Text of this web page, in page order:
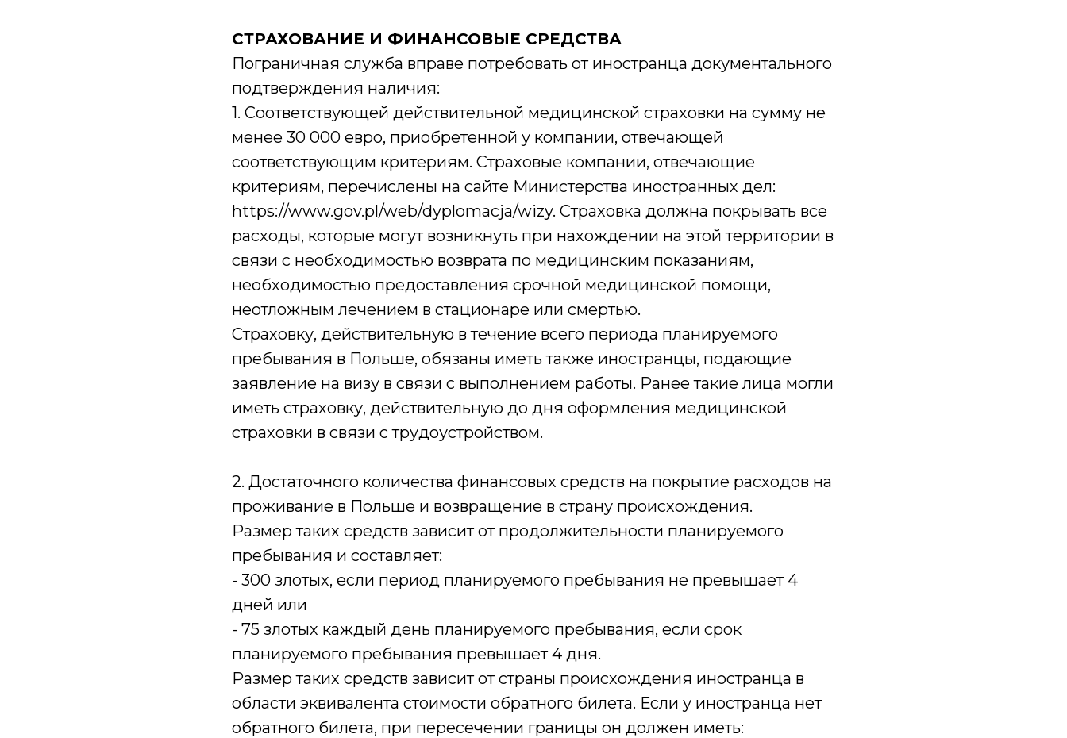
СТРАХОВАНИЕ И ФИНАНСОВЫЕ СРЕДСТВА
Пограничная служба вправе потребовать от иностранца документального
подтверждения наличия:
1. Соответствующей действительной медицинской страховки на сумму не
менее 30 000 евро, приобретенной у компании, отвечающей
соответствующим критериям. Страховые компании, отвечающие
критериям, перечислены на сайте Министерства иностранных дел:
https://www.gov.pl/web/dyplomacja/wizy. Страховка должна покрывать все
расходы, которые могут возникнуть при нахождении на этой территории в
связи с необходимостью возврата по медицинским показаниям,
необходимостью предоставления срочной медицинской помощи,
неотложным лечением в стационаре или смертью.
Страховку, действительную в течение всего периода планируемого
пребывания в Польше, обязаны иметь также иностранцы, подающие
заявление на визу в связи с выполнением работы. Ранее такие лица могли
иметь страховку, действительную до дня оформления медицинской
страховки в связи с трудоустройством.
2. Достаточного количества финансовых средств на покрытие расходов на
проживание в Польше и возвращение в страну происхождения.
Размер таких средств зависит от продолжительности планируемого
пребывания и составляет:
- 300 злотых, если период планируемого пребывания не превышает 4
дней или
- 75 злотых каждый день планируемого пребывания, если срок
планируемого пребывания превышает 4 дня.
Размер таких средств зависит от страны происхождения иностранца в
области эквивалента стоимости обратного билета. Если у иностранца нет
обратного билета, при пересечении границы он должен иметь: